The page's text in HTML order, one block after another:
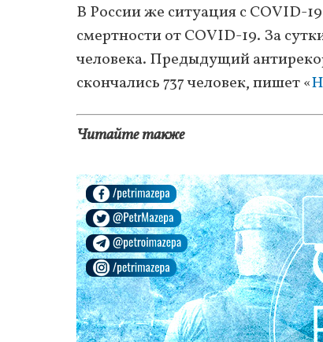
В России же ситуация с COVID-
смертности от COVID-19. За
человека. Предыдущий
скончались 737 человек, пишет «
Читайте также